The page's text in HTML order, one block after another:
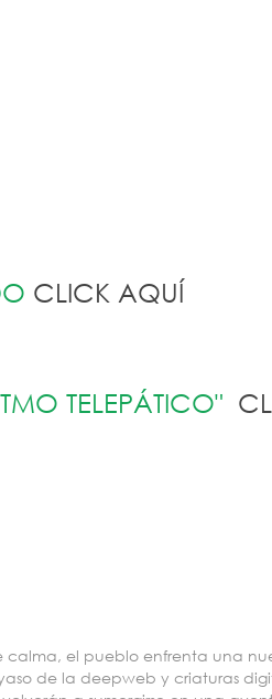
CLICK AQUÍ
TELEPÁTICO"
calma, el pueblo enfrenta una
de la deepweb y criaturas